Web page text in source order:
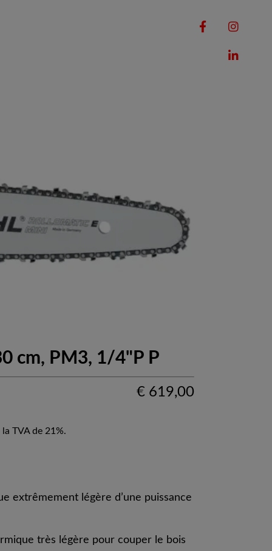
cm, PM3, 1/4"P P
€ 619,00
TVA de 21%.
extrêmement légère d’une puissance
très légère pour couper le bois